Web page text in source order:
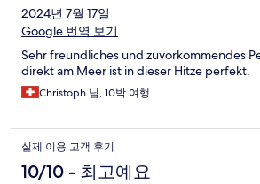
2024년 7월 17일
Google 번역 보기
Sehr freundliches und zuvorkommendes
direkt am Meer ist in dieser Hitze perfekt.
Christoph 님, 10박 여행
실제 이용 고객 후기
10/10 - 최고예요